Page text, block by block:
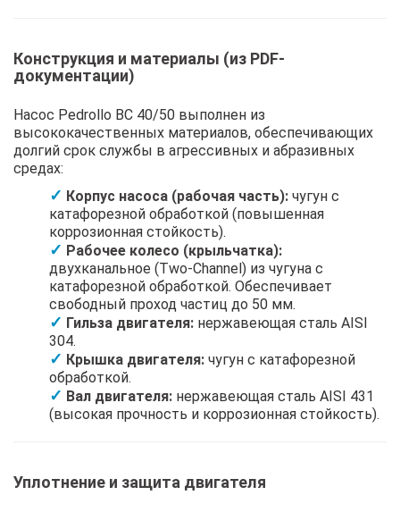
Конструкция и материалы (из PDF-
документации)
Насос Pedrollo BC 40/50 выполнен из
высококачественных материалов, обеспечивающих
долгий срок службы в агрессивных и абразивных
средах:
Корпус насоса (рабочая часть): чугун с
катафорезной обработкой (повышенная
коррозионная стойкость).
Рабочее колесо (крыльчатка):
двухканальное (Two-Channel) из чугуна с
катафорезной обработкой. Обеспечивает
свободный проход частиц до 50 мм.
Гильза двигателя: нержавеющая сталь AISI
304.
Крышка двигателя: чугун с катафорезной
обработкой.
Вал двигателя: нержавеющая сталь AISI 431
(высокая прочность и коррозионная стойкость).
Уплотнение и защита двигателя